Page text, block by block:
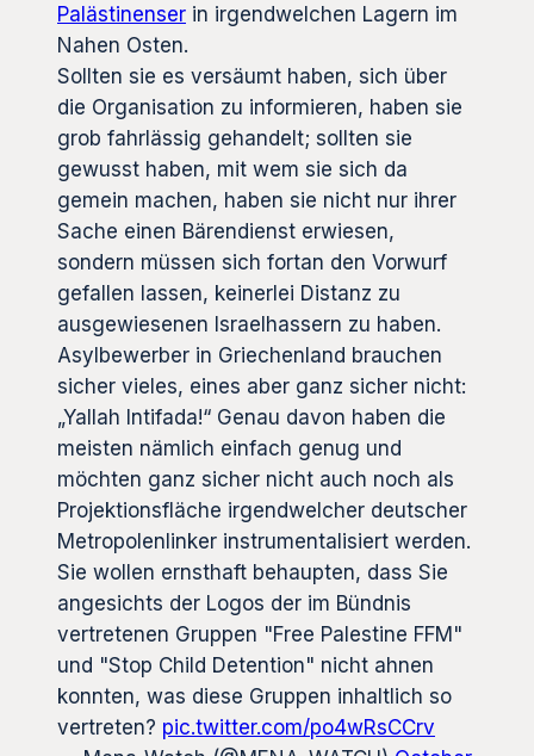
Palästinenser in irgendwelchen Lagern im
Nahen Osten.
Sollten sie es versäumt haben, sich über
die Organisation zu informieren, haben sie
grob fahrlässig gehandelt; sollten sie
gewusst haben, mit wem sie sich da
gemein machen, haben sie nicht nur ihrer
Sache einen Bärendienst erwiesen,
sondern müssen sich fortan den Vorwurf
gefallen lassen, keinerlei Distanz zu
ausgewiesenen Israelhassern zu haben.
Asylbewerber in Griechenland brauchen
sicher vieles, eines aber ganz sicher nicht:
„Yallah Intifada!“ Genau davon haben die
meisten nämlich einfach genug und
möchten ganz sicher nicht auch noch als
Projektionsfläche irgendwelcher deutscher
Metropolenlinker instrumentalisiert werden.
Sie wollen ernsthaft behaupten, dass Sie
angesichts der Logos der im Bündnis
vertretenen Gruppen "Free Palestine FFM"
und "Stop Child Detention" nicht ahnen
konnten, was diese Gruppen inhaltlich so
vertreten? pic.twitter.com/po4wRsCCrv